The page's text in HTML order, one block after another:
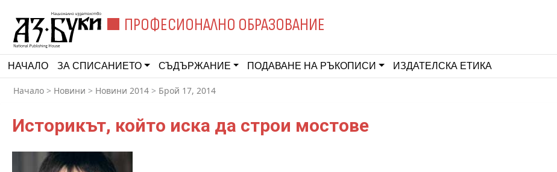
ПРОФЕСИОНАЛНО ОБРАЗОВАНИЕ
НАЧАЛО ЗА СПИСАНИЕТО СЪДЪРЖАНИЕ ПОДАВАНЕ НА РЪКОПИСИ ИЗДАТЕЛСКА ЕТИКА
Начало > Новини > Новини 2014 > Брой 17, 2014
Историкът, който иска да строи мостове